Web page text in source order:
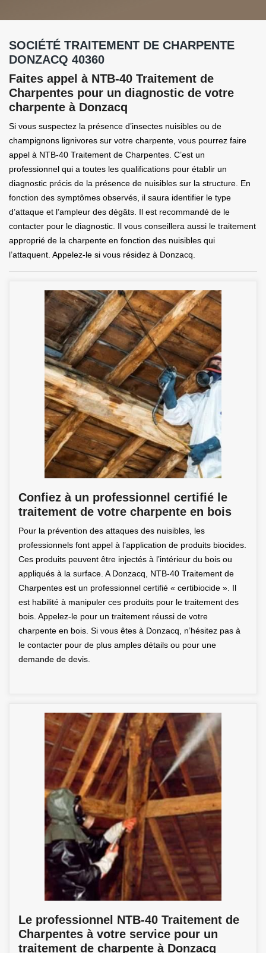
SOCIÉTÉ TRAITEMENT DE CHARPENTE
DONZACQ 40360
Faites appel à NTB-40 Traitement de
Charpentes pour un diagnostic de votre
charpente à Donzacq
Si vous suspectez la présence d’insectes nuisibles ou de
champignons lignivores sur votre charpente, vous pourrez faire
appel à NTB-40 Traitement de Charpentes. C’est un
professionnel qui a toutes les qualifications pour établir un
diagnostic précis de la présence de nuisibles sur la structure. En
fonction des symptômes observés, il saura identifier le type
d’attaque et l’ampleur des dégâts. Il est recommandé de le
contacter pour le diagnostic. Il vous conseillera aussi le traitement
approprié de la charpente en fonction des nuisibles qui
l’attaquent. Appelez-le si vous résidez à Donzacq.
Confiez à un professionnel certifié le
traitement de votre charpente en bois
Pour la prévention des attaques des nuisibles, les
professionnels font appel à l’application de produits biocides.
Ces produits peuvent être injectés à l’intérieur du bois ou
appliqués à la surface. A Donzacq, NTB-40 Traitement de
Charpentes est un professionnel certifié « certibiocide ». Il
est habilité à manipuler ces produits pour le traitement des
bois. Appelez-le pour un traitement réussi de votre
charpente en bois. Si vous êtes à Donzacq, n’hésitez pas à
le contacter pour de plus amples détails ou pour une
demande de devis.
Le professionnel NTB-40 Traitement de
Charpentes à votre service pour un
traitement de charpente à Donzacq